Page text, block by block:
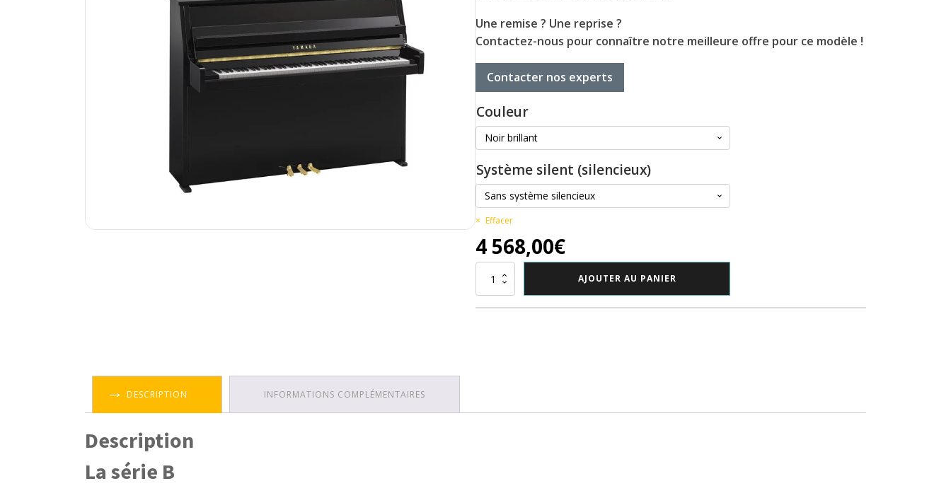
Une remise ? Une reprise ?
Contactez-nous pour connaître notre meilleure offre pour ce modèle !
Contacter nos experts
Couleur
Système silent (silencieux)
Effacer
4 568,00€
quantité
AJOUTER AU PANIER
DESCRIPTION INFORMATIONS COMPLÉMENTAIRES
Description
La série B